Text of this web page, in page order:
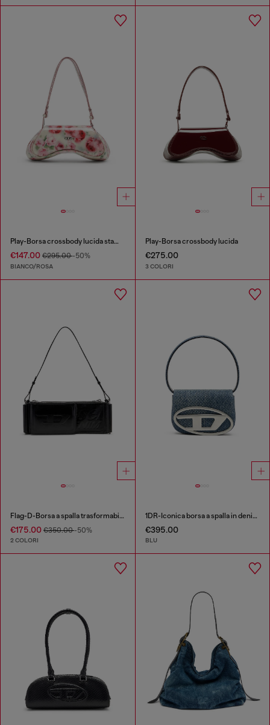
Play-Borsa crossbody lucida stampata
€147.00 €295.00-50%
BIANCO/ROSA
Play-Borsa crossbody lucida
€275.00
3 COLORI
Flag-D-Borsa a spalla trasformabile con logo a rilievo
€175.00 €350.00-50%
2 COLORI
1DR-Iconica borsa a spalla in denim solarizzato
€395.00
BLU